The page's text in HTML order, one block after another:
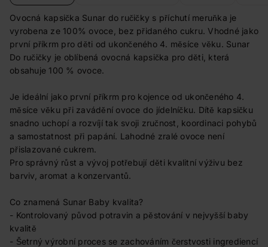
Ovocná kapsička Sunar do ručičky s příchutí meruňka je
vyrobena ze 100% ovoce, bez přidaného cukru. Vhodné jako
první příkrm pro děti od ukončeného 4. měsíce věku. Sunar
Do ručičky je oblíbená ovocná kapsička pro děti, která
obsahuje 100 % ovoce.
Je ideální jako první příkrm pro kojence od ukončeného 4.
měsíce věku při zavádění ovoce do jídelníčku. Dítě kapsičku
snadno uchopí a rozvíjí tak svoji zručnost, koordinaci pohybů
a samostatnost při papání. Lahodné zralé ovoce není
přislazované cukrem.
Pro správný růst a vývoj potřebují děti kvalitní výživu bez
barviv, aromat a konzervantů.
Co znamená Sunar Baby kvalita?
- Kontrolovaný původ potravin a pěstování v nejvyšší baby
kvalitě
- Šetrný výrobní proces se zachováním čerstvosti ingrediencí